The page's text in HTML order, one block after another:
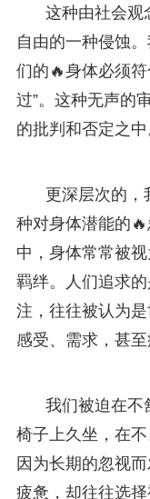
这种由社会观
自由的一种侵蚀
们的🔥身体必须
过”。这种无声的
的批判和否定之中
更深层次的，
种对身体潜能的
中，身体常常被
羁绊。人们追求
注，往往被认为
感受、需求，甚
我们被迫在不
椅子上久坐，在
因为长期的忽视
疲惫，却往往选